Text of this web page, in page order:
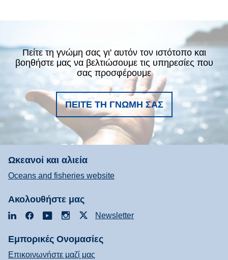
Πείτε τη γνώμη σας γι' αυτόν τον ιστότοπο και
βοηθήστε μας να βελτιώσουμε τις υπηρεσίες που
σας προσφέρουμε
ΠΕΊΤΕ ΤΗ ΓΝΏΜΗ ΣΑΣ
Ωκεανοί και αλιεία
Oceans and fisheries website
Ακολουθήστε μας
LinkedInFacebookYouTubeInstagramNewsletter
Εμπορικές Ονομασίες
Επικοινωνήστε μαζί μας